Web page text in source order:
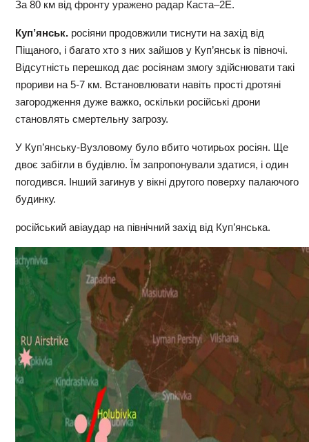
За 80 км від фронту уражено радар Каста–2E.
Куп’янськ. росіяни продовжили тиснути на захід від
Піщаного, і багато хто з них зайшов у Куп’янськ із півночі.
Відсутність перешкод дає росіянам змогу здійснювати такі
прориви на 5-7 км. Встановлювати навіть прості дротяні
загородження дуже важко, оскільки російські дрони
становлять смертельну загрозу.
У Куп’янську-Вузловому було вбито чотирьох росіян. Ще
двоє забігли в будівлю. Їм запропонували здатися, і один
погодився. Інший загинув у вікні другого поверху палаючого
будинку.
російський авіаудар на північний захід від Куп’янська.